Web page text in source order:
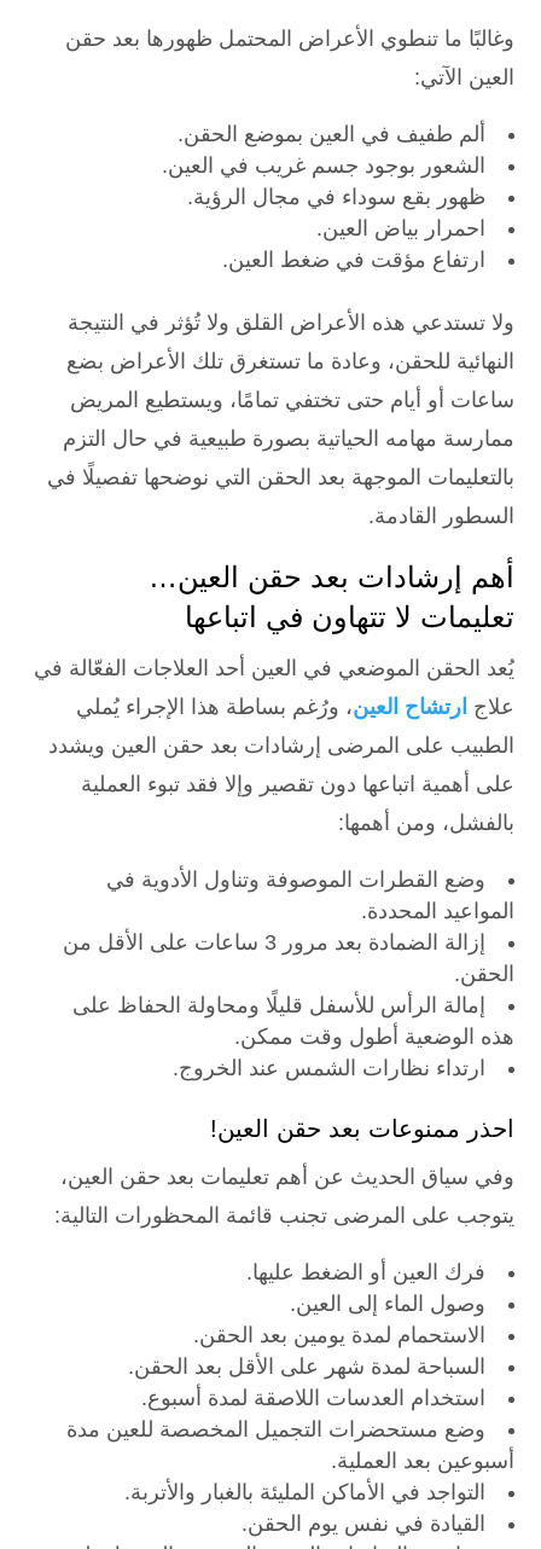
وغالبًا ما تنطوي الأعراض المحتمل ظهورها بعد حقن
العين الآتي:
ألم طفيف في العين بموضع الحقن.
الشعور بوجود جسم غريب في العين.
ظهور بقع سوداء في مجال الرؤية.
احمرار بياض العين.
ارتفاع مؤقت في ضغط العين.
ولا تستدعي هذه الأعراض القلق ولا تُؤثر في النتيجة
النهائية للحقن، وعادة ما تستغرق تلك الأعراض بضع
ساعات أو أيام حتى تختفي تمامًا، ويستطيع المريض
ممارسة مهامه الحياتية بصورة طبيعية في حال التزم
بالتعليمات الموجهة بعد الحقن التي نوضحها تفصيلًا في
السطور القادمة.
أهم إرشادات بعد حقن العين…
تعليمات لا تتهاون في اتباعها
يُعد الحقن الموضعي في العين أحد العلاجات الفعّالة في
علاج ارتشاح العين، ورُغم بساطة هذا الإجراء يُملي
الطبيب على المرضى إرشادات بعد حقن العين ويشدد
على أهمية اتباعها دون تقصير وإلا فقد تبوء العملية
بالفشل، ومن أهمها:
وضع القطرات الموصوفة وتناول الأدوية في
المواعيد المحددة.
إزالة الضمادة بعد مرور 3 ساعات على الأقل من
الحقن.
إمالة الرأس للأسفل قليلًا ومحاولة الحفاظ على
هذه الوضعية أطول وقت ممكن.
ارتداء نظارات الشمس عند الخروج.
احذر ممنوعات بعد حقن العين!
وفي سياق الحديث عن أهم تعليمات بعد حقن العين،
يتوجب على المرضى تجنب قائمة المحظورات التالية:
فرك العين أو الضغط عليها.
وصول الماء إلى العين.
الاستحمام لمدة يومين بعد الحقن.
السباحة لمدة شهر على الأقل بعد الحقن.
استخدام العدسات اللاصقة لمدة أسبوع.
وضع مستحضرات التجميل المخصصة للعين مدة
أسبوعين بعد العملية.
التواجد في الأماكن المليئة بالغبار والأتربة.
القيادة في نفس يوم الحقن.